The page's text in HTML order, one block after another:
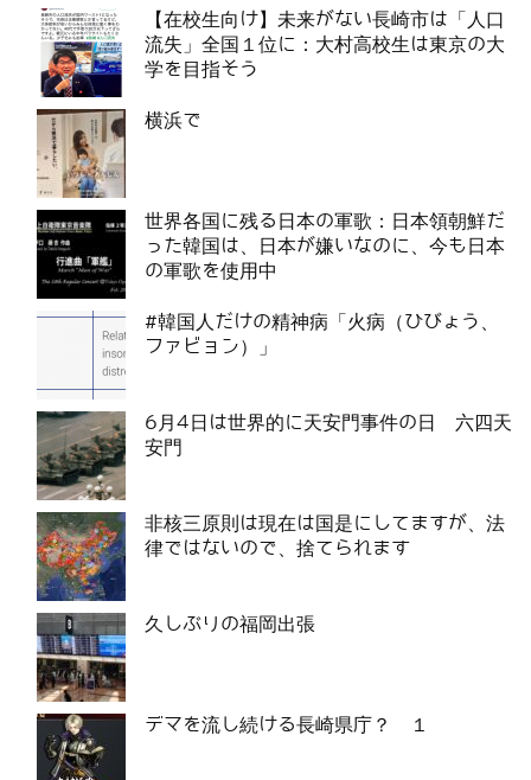
【在校生向け】未来がない長崎市は「人口
流失」全国１位に：大村高校生は東京の大
学を目指そう
横浜で
世界各国に残る日本の軍歌：日本領朝鮮だ
った韓国は、日本が嫌いなのに、今も日本
の軍歌を使用中
#韓国人だけの精神病「火病（ひびょう、
ファビョン）」
6月4日は世界的に天安門事件の日 六四天
安門
非核三原則は現在は国是にしてますが、法
律ではないので、捨てられます
久しぶりの福岡出張
デマを流し続ける長崎県庁？ １